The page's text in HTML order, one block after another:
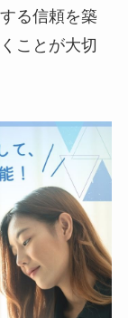
る信頼を築
ことが大切